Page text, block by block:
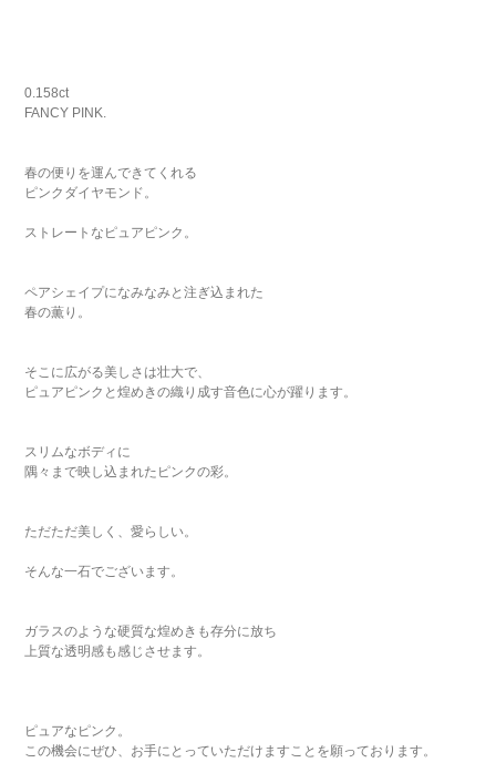
0.158ct
FANCY PINK.
春の便りを運んできてくれる
ピンクダイヤモンド。
ストレートなピュアピンク。
ペアシェイプになみなみと注ぎ込まれた
春の薫り。
そこに広がる美しさは壮大で、
ピュアピンクと煌めきの織り成す音色に心が躍ります。
スリムなボディに
隅々まで映し込まれたピンクの彩。
ただただ美しく、愛らしい。
そんな一石でございます。
ガラスのような硬質な煌めきも存分に放ち
上質な透明感も感じさせます。
ピュアなピンク。
この機会にぜひ、お手にとっていただけますことを願っております。